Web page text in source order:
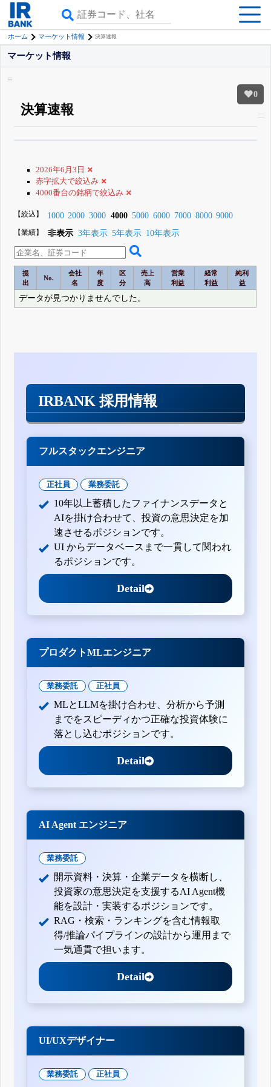
ホーム マーケット情報 決算速報
0
マーケット情報
決算速報
登録すると永久30%OFFと米株版の先行利用も付きます
2026年6月3日
赤字拡大で絞込み
4000番台の銘柄で絞込み
【絞込】 1000 2000 3000 4000 5000 6000 7000 8000 9000
【業績】 非表示 3年表示 5年表示 10年表示
提
出
No.
会社
名
年
度
区
分
売上
高
営業
利益
経常
利益
純利
益
データが見つかりませんでした。
IRBANK 採用情報
フルスタックエンジニア
正社員 業務委託
10年以上蓄積したファイナンスデータと
AIを掛け合わせて、投資の意思決定を加
速させるポジションです。
UI からデータベースまで一貫して関われ
るポジションです。
Detail
プロダクトMLエンジニア
業務委託 正社員
MLとLLMを掛け合わせ、分析から予測
までをスピーディかつ正確な投資体験に
落とし込むポジションです。
Detail
AI Agent エンジニア
業務委託
開示資料・決算・企業データを横断し、
投資家の意思決定を支援するAI Agent機
能を設計・実装するポジションです。
RAG・検索・ランキングを含む情報取
得/推論パイプラインの設計から運用まで
一気通貫で担います。
Detail
UI/UXデザイナー
業務委託 正社員